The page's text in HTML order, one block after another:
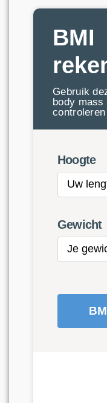
BMI
Gebruik
body
controleren
Hoogte
Gewicht